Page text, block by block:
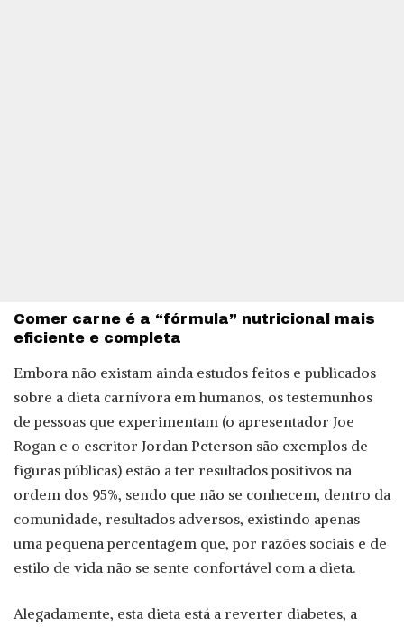
Comer carne é a “fórmula” nutricional mais
eficiente e completa
Embora não existam ainda estudos feitos e publicados
sobre a dieta carnívora em humanos, os testemunhos
de pessoas que experimentam (o apresentador Joe
Rogan e o escritor Jordan Peterson são exemplos de
figuras públicas) estão a ter resultados positivos na
ordem dos 95%, sendo que não se conhecem, dentro da
comunidade, resultados adversos, existindo apenas
uma pequena percentagem que, por razões sociais e de
estilo de vida não se sente confortável com a dieta.
Alegadamente, esta dieta está a reverter diabetes, a